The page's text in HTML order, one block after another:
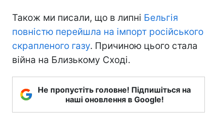
Також ми писали, що в липні Бельгія
повністю перейшла на імпорт російського
скрапленого газу. Причиною цього стала
війна на Близькому Сході.
Не пропустіть головне! Підпишіться на
наші оновлення в Google!